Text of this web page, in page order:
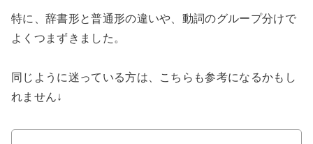
特に、辞書形と普通形の違いや、動詞のグループ分けで
よくつまずきました。
同じように迷っている方は、こちらも参考になるかもし
れません↓